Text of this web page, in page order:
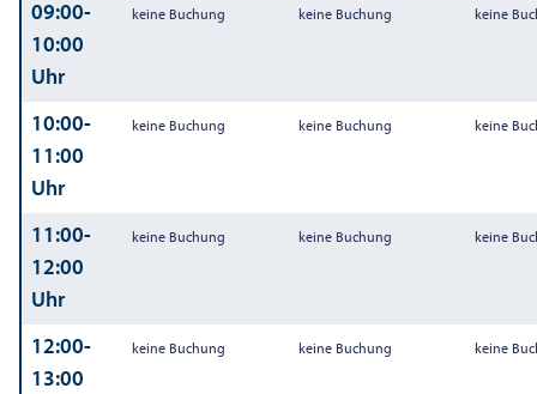
09:00-
10:00
Uhr
keine Buchung keine Buchung keine
10:00-
11:00
Uhr
keine Buchung keine Buchung keine
11:00-
12:00
Uhr
keine Buchung keine Buchung keine
12:00-
13:00
keine Buchung keine Buchung keine